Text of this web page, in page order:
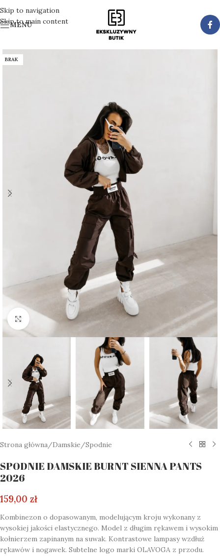
Skip to navigation
Skip to main content
MENU
BRAK
Kliknij aby powiększyć
Strona główna/Damskie/Spodnie
SPODNIE DAMSKIE BURNT SIENNA PANTS
2026
159,00 zł
Kombinezon o dopasowanym, modelującym kroju wykonany z
wysokiej jakości elastycznego. Model z długim rękawem i wysokim
kołnierzem zapinanym na suwak. Kontrastowe lampasy wzdłuż
rękawów i nogawek. Subtelne logo marki OLAVOGA z przodu.